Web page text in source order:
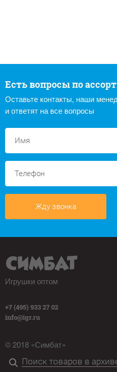
Есть вопросы по
Оставьте контакты, наши
и ответят на все вопросы
Жду звонка
Игрушки оптом
+7 (495) 933 27 02
info@igr.ru
© 2018 «Симбат»